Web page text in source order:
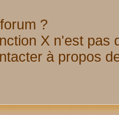
?
X n'est pas
à propos